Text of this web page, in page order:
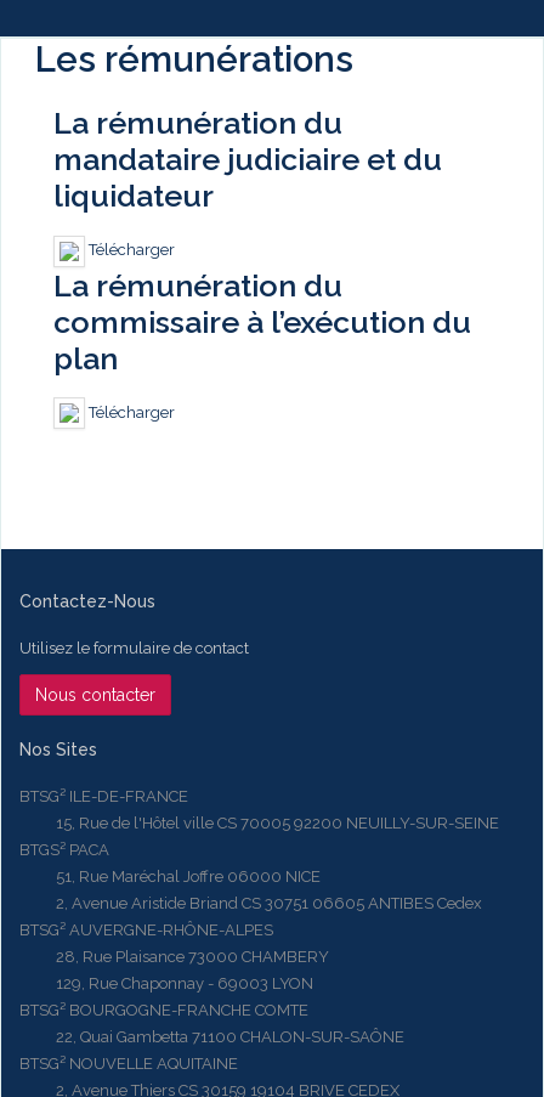
Les rémunérations
La rémunération du
mandataire judiciaire et du
liquidateur
Télécharger
La rémunération du
commissaire à l’exécution du
plan
Télécharger
Contactez-Nous
Utilisez le formulaire de contact
Nous contacter
Nos Sites
BTSG² ILE-DE-FRANCE
15, Rue de l'Hôtel ville CS 70005 92200 NEUILLY-SUR-SEINE
BTGS² PACA
51, Rue Maréchal Joffre 06000 NICE
2, Avenue Aristide Briand CS 30751 06605 ANTIBES Cedex
BTSG² AUVERGNE-RHÔNE-ALPES
28, Rue Plaisance 73000 CHAMBERY
129, Rue Chaponnay - 69003 LYON
BTSG² BOURGOGNE-FRANCHE COMTE
22, Quai Gambetta 71100 CHALON-SUR-SAÔNE
BTSG² NOUVELLE AQUITAINE
2, Avenue Thiers CS 30159 19104 BRIVE CEDEX